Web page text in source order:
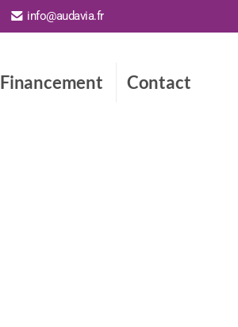
info@audavia.fr
Financement Contact